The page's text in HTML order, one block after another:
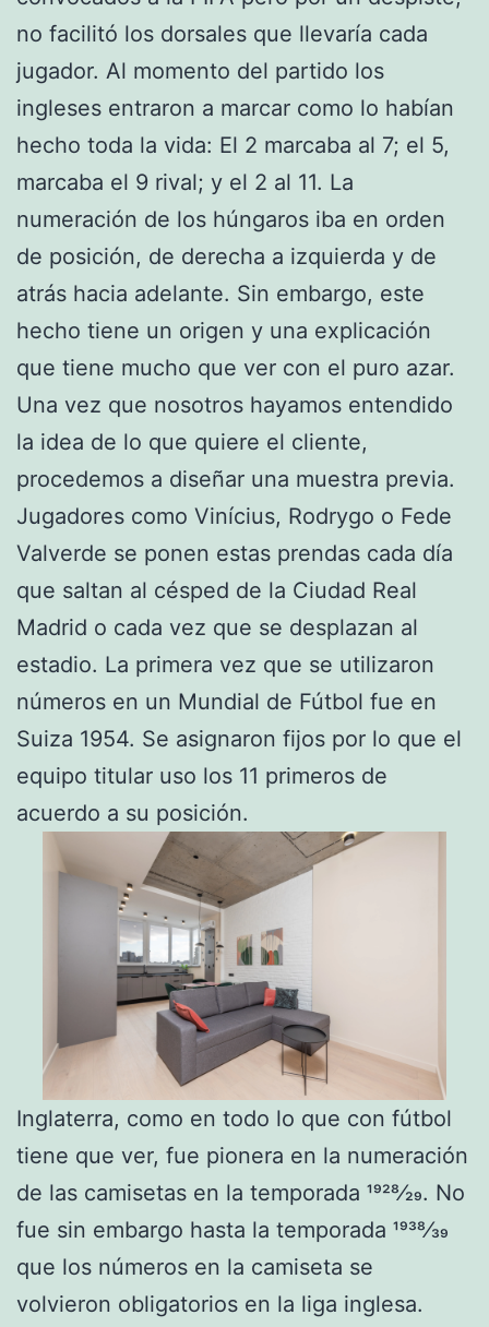
no facilitó los dorsales que llevaría cada
jugador. Al momento del partido los
ingleses entraron a marcar como lo habían
hecho toda la vida: El 2 marcaba al 7; el 5,
marcaba el 9 rival; y el 2 al 11. La
numeración de los húngaros iba en orden
de posición, de derecha a izquierda y de
atrás hacia adelante. Sin embargo, este
hecho tiene un origen y una explicación
que tiene mucho que ver con el puro azar.
Una vez que nosotros hayamos entendido
la idea de lo que quiere el cliente,
procedemos a diseñar una muestra previa.
Jugadores como Vinícius, Rodrygo o Fede
Valverde se ponen estas prendas cada día
que saltan al césped de la Ciudad Real
Madrid o cada vez que se desplazan al
estadio. La primera vez que se utilizaron
números en un Mundial de Fútbol fue en
Suiza 1954. Se asignaron fijos por lo que el
equipo titular uso los 11 primeros de
acuerdo a su posición.
Inglaterra, como en todo lo que con fútbol
tiene que ver, fue pionera en la numeración
de las camisetas en la temporada 1928⁄29. No
fue sin embargo hasta la temporada 1938⁄39
que los números en la camiseta se
volvieron obligatorios en la liga inglesa.